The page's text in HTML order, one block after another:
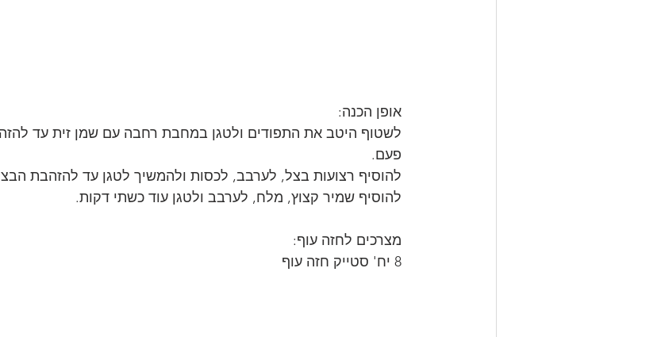
אופן הכנה:
לשטוף היטב את התפודים ולטגן במחבת רחבה עם שמן זית עד
פעם.
להוסיף רצועות בצל, לערבב, לכסות ולהמשיך לטגן עד להזהבת
להוסיף שמיר קצוץ, מלח, לערבב ולטגן עוד כשתי דקות.
מצרכים לחזה עוף:
8 יח' סטייק חזה עוף